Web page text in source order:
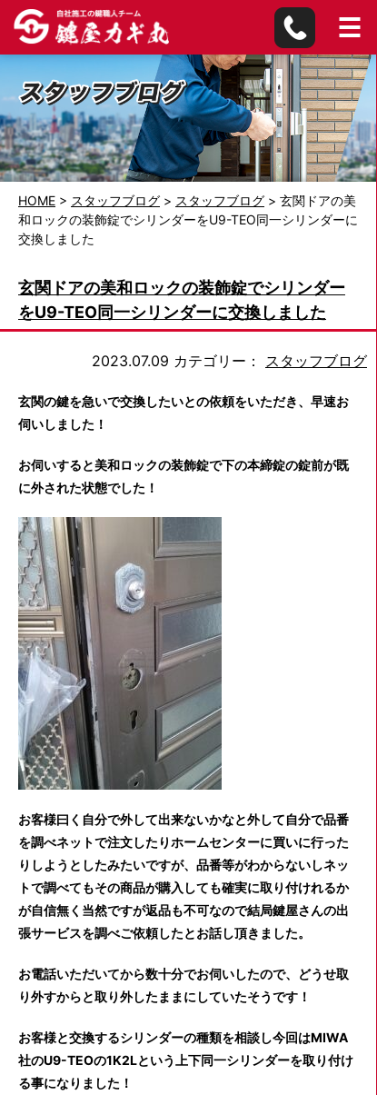
HOME > スタッフブログ > スタッフブログ > 玄関ドアの美
和ロックの装飾錠でシリンダーをU9-TEO同一シリンダーに
交換しました
玄関ドアの美和ロックの装飾錠でシリンダー
をU9-TEO同一シリンダーに交換しました
2023.07.09 カテゴリー： スタッフブログ
玄関の鍵を急いで交換したいとの依頼をいただき、早速お
伺いしました！
お伺いすると美和ロックの装飾錠で下の本締錠の錠前が既
に外された状態でした！
お客様曰く自分で外して出来ないかなと外して自分で品番
を調べネットで注文したりホームセンターに買いに行った
りしようとしたみたいですが、品番等がわからないしネッ
トで調べてもその商品が購入しても確実に取り付けれるか
が自信無く当然ですが返品も不可なので結局鍵屋さんの出
張サービスを調べご依頼したとお話し頂きました。
お電話いただいてから数十分でお伺いしたので、どうせ取
り外すからと取り外したままにしていたそうです！
お客様と交換するシリンダーの種類を相談し今回はMIWA
社のU9-TEOの1K2Lという上下同一シリンダーを取り付け
る事になりました！